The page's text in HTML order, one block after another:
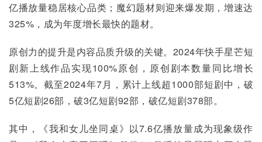
亿播放量稳居核心品类；魔幻题材则迎来爆发期，增速达
325%，成为年度增长最快的题材。
原创力的提升是内容品质升级的关键。2024年快手星芒短
剧新上线作品实现100%原创，原创剧本数量同比增长
513%。截至2024年7月，累计上线超1000部短剧中，破
5亿短剧26部，破3亿短剧92部，破亿短剧378部。
其中，《我和女儿坐同桌》以7.6亿播放量成为现象级作